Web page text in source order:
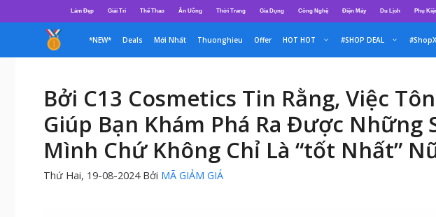
đến
dung
Làm Đẹp Giải Trí Thể Thao Ăn Uống Thời Trang Gia Dụng Công Nghệ Điện Máy Du Lịch Phụ
*NEW* Deals Mới Nhất Thuonghieu Offer HOT HOT #SHOP DEAL
Bởi C13 Cosmetics Tin Rằng, Việc
Giúp Bạn Khám Phá Ra Được Những
Mình Chứ Không Chỉ Là “tốt Nhất”
Thứ Hai, 19-08-2024 Bởi MÃ GIẢM GIÁ